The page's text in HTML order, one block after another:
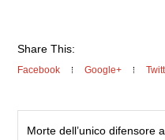
Share This:
Facebook Google+
Morte dell’unico difensore